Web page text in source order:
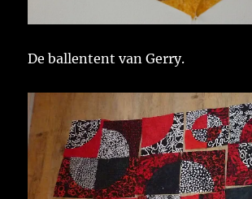
De ballentent van Gerry.